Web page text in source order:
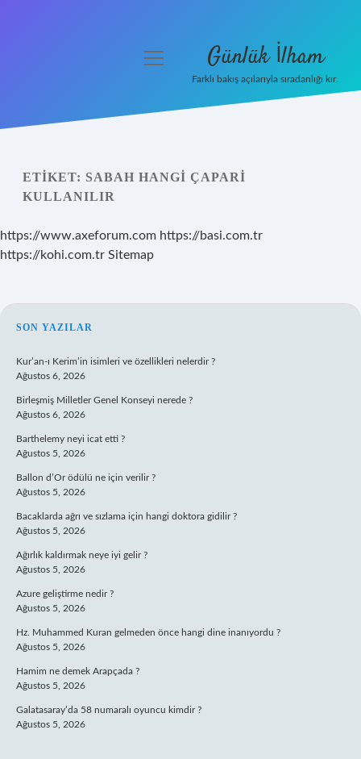
Yasal Uyarı
menüyü
Günlük İlham
Farklı bakış açılarıyla sıradanlığı kır.
ETIKET: SABAH HANGI ÇAPARI
KULLANILIR
https://www.axeforum.com https://basi.com.tr
https://kohi.com.tr Sitemap
SIDEBAR
SON YAZILAR
Kur’an-ı Kerim’in isimleri ve özellikleri nelerdir ?
Ağustos 6, 2026
Birleşmiş Milletler Genel Konseyi nerede ?
Ağustos 6, 2026
Barthelemy neyi icat etti ?
Ağustos 5, 2026
Ballon d’Or ödülü ne için verilir ?
Ağustos 5, 2026
Bacaklarda ağrı ve sızlama için hangi doktora gidilir ?
Ağustos 5, 2026
Ağırlık kaldırmak neye iyi gelir ?
Ağustos 5, 2026
Azure geliştirme nedir ?
Ağustos 5, 2026
Hz. Muhammed Kuran gelmeden önce hangi dine inanıyordu ?
Ağustos 5, 2026
Hamim ne demek Arapçada ?
Ağustos 5, 2026
Galatasaray’da 58 numaralı oyuncu kimdir ?
Ağustos 5, 2026